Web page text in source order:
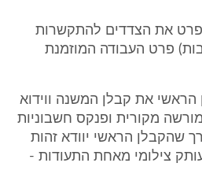
את הצדדים להתקשרות
פרט העבודה המוזמנת
הראשי את קבלן המשנה ווידוא
מקורית ופנקס חשבוניות
שהקבלן הראשי יוודא זהות
צילומי מאחת התעודות -